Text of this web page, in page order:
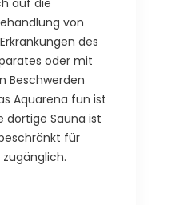
auf die
von
des
oder mit
Beschwerden
Aquarena fun ist
dortige Sauna ist
für